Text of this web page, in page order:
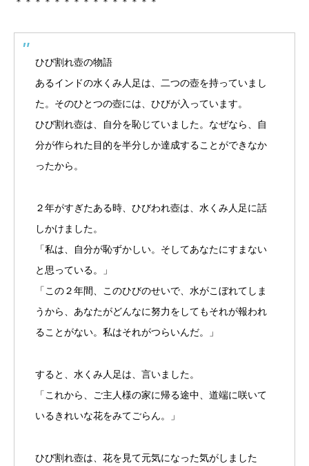
ひび割れ壺の物語
あるインドの水くみ人足は、二つの壺を持っていまし
た。そのひとつの壺には、ひびが入っています。
ひび割れ壺は、自分を恥じていました。なぜなら、自
分が作られた目的を半分しか達成することができなか
ったから。
２年がすぎたある時、ひびわれ壺は、水くみ人足に話
しかけました。
「私は、自分が恥ずかしい。そしてあなたにすまない
と思っている。」
「この２年間、このひびのせいで、水がこぼれてしま
うから、あなたがどんなに努力をしてもそれが報われ
ることがない。私はそれがつらいんだ。」
すると、水くみ人足は、言いました。
「これから、ご主人様の家に帰る途中、道端に咲いて
いるきれいな花をみてごらん。」
ひび割れ壺は、花を見て元気になった気がしました